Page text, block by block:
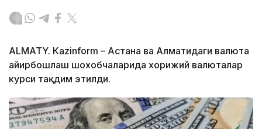
ALMATY. Кazinform – Астана ва Алматидаги валюта
айирбошлаш шохобчаларида хорижий валюталар
курси тақдим этилди.